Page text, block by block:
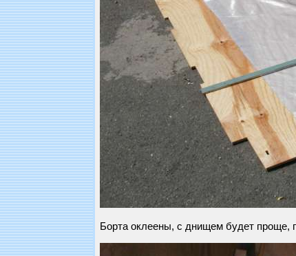
Борта оклеены, с днищем будет проще,